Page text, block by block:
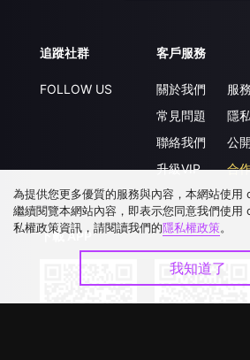
追蹤社群
FOLLOW US
客戶服務
關於我們
常見問題
聯絡我們
升級VIP
服
隱
公
合
下載 APP
為提供您更多優質的服務與內容，本網站使
繼續閱覽本網站內容，即表示您同意我們使
私權政策資訊，請閱讀我們的隱私權政策。
我知道了